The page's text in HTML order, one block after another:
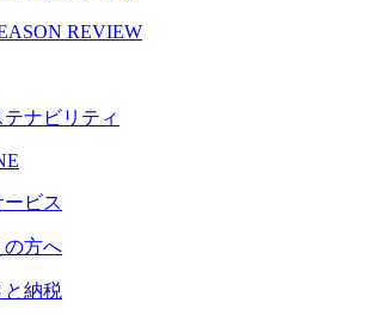
REVIEW
テナビリティ
ビス
の方へ
と納税